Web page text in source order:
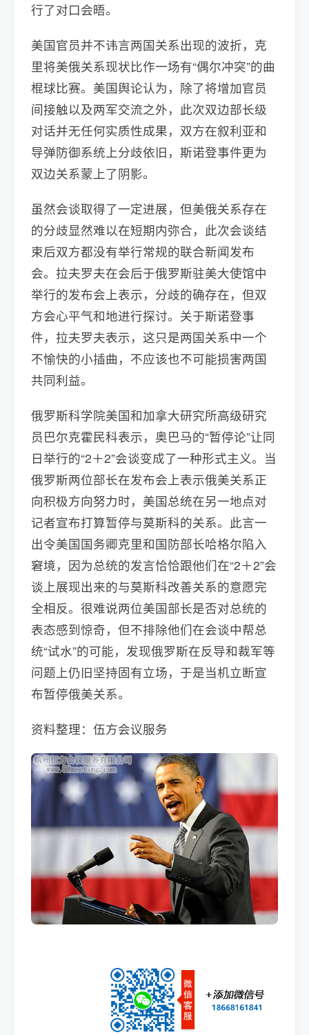
行了对口会晤。
美国官员并不讳言两国关系出现的波折，克
里将美俄关系现状比作一场有“偶尔冲突”的曲
棍球比赛。美国舆论认为，除了将增加官员
间接触以及两军交流之外，此次双边部长级
对话并无任何实质性成果，双方在叙利亚和
导弹防御系统上分歧依旧，斯诺登事件更为
双边关系蒙上了阴影。
虽然会谈取得了一定进展，但美俄关系存在
的分歧显然难以在短期内弥合，此次会谈结
束后双方都没有举行常规的联合新闻发布
会。拉夫罗夫在会后于俄罗斯驻美大使馆中
举行的发布会上表示，分歧的确存在，但双
方会心平气和地进行探讨。关于斯诺登事
件，拉夫罗夫表示，这只是两国关系中一个
不愉快的小插曲，不应该也不可能损害两国
共同利益。
俄罗斯科学院美国和加拿大研究所高级研究
员巴尔克霍民科表示，奥巴马的“暂停论”让同
日举行的“2＋2”会谈变成了一种形式主义。当
俄罗斯两位部长在发布会上表示俄美关系正
向积极方向努力时，美国总统在另一地点对
记者宣布打算暂停与莫斯科的关系。此言一
出令美国国务卿克里和国防部长哈格尔陷入
窘境，因为总统的发言恰恰跟他们在“2＋2”会
谈上展现出来的与莫斯科改善关系的意愿完
全相反。很难说两位美国部长是否对总统的
表态感到惊奇，但不排除他们在会谈中帮总
统“试水”的可能，发现俄罗斯在反导和裁军等
问题上仍旧坚持固有立场，于是当机立断宣
布暂停俄美关系。
资料整理：伍方会议服务